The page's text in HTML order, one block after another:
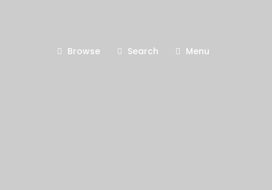
Browse Search Menu